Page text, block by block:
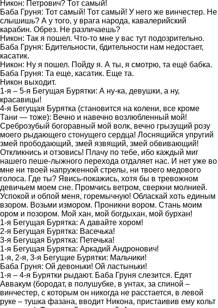
Никон: Петрович? Тот самый!
Баба Груня: Тот самый! Тот самый! У него же винчестер. Не
слышишь? А у того, у врага народа, кавалерийский
карабин. Обрез. Не различаешь?
Никон: Так я пошел. Что-то мне у вас тут подозрительно.
Баба Груня: Бдительности, бдительности нам недостает,
касатик.
Никон: Ну я пошел. Пойду я. А ты, я смотрю, та ещё бабка.
Баба Груня: Та еще, касатик. Еще та.
Никон выходит.
1-я – 5-я Бегущая Бурятки: А ну-ка, девушки, а ну,
красавицы!
4-я Бегущая Бурятка (становится на колени, все кроме
Тани — тоже): Вечно и навечно возлюбленный мой!
Среброзубый богоравный мой волк, вечно грызущий розу
моего рыдающего стонущего сердца! Лоснящийся упругий
змей прободающий, змей язвящий, змей обвивающий!
Откликнись и отзовись! Плачу по тебе, ибо каждый миг
нашего пеше-лыжного перехода отдаляет нас. И нет уже во
мне ни твоей напруженной стрелы, ни твоего медового
голоса. Где ты? Явись-покажись, хотя бы в тревожном
девичьем моем сне. Промчись ветром, сверкни молнией.
Успокой и обпой меня, горемычную! Обласкай хоть единым
взором. Возьми измором. Проникни вором. Стань моим
ором и позором. Мой хан, мой богдыхан, мой бурхан!
1-я Бегущая Бурятка: А давайте хором!
2-я Бегущая Бурятка: Васечька!
3-я Бегущая Бурятка: Петечька!
1-я Бегущая Бурятка: Аркадий Андронович!
1-я, 2-я, 3-я Бегущие Бурятки: Мальчики!
Баба Груня: Ой девоньки! Ой ластыньки!
1-я – 4-я Бурятки рыдают. Баба Груня слезится. Едят
Аввакум (бородат, в полушубке, в унтах, за спиной –
винчестер, с которым он никогда не расстается, в левой
руке – тушка фазана, вводит Никона, пристаивив ему кольт